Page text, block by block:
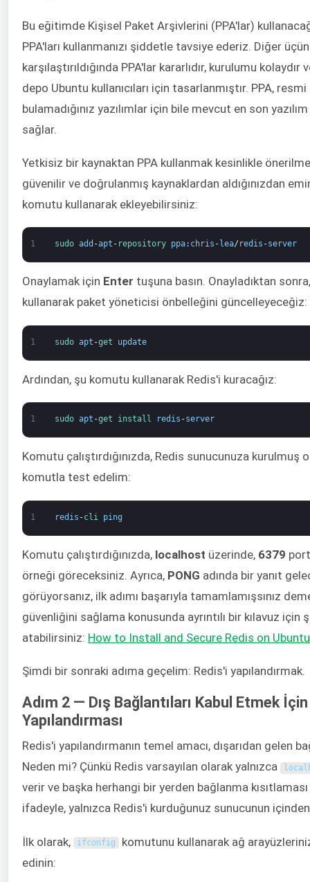
Bu eğitimde Kişisel Paket Arşivlerini (PPA'lar)
PPA'ları kullanmanızı şiddetle tavsiye ederiz. Diğer
karşılaştırıldığında PPA'lar kararlıdır, kurulumu
depo Ubuntu kullanıcıları için tasarlanmıştır. PPA,
bulamadığınız yazılımlar için bile mevcut en son
sağlar.
Yetkisiz bir kaynaktan PPA kullanmak kesinlikle
güvenilir ve doğrulanmış kaynaklardan aldığınızdan
komutu kullanarak ekleyebilirsiniz:
1 sudo add -apt - repository ppa: chris - lea/ redis -server
Onaylamak için Enter tuşuna basın. Onayladıktan
kullanarak paket yöneticisi önbelleğini güncelleyeceğiz:
1 sudo apt -get update
Ardından, şu komutu kullanarak Redis'i kuracağız:
1 sudo apt -get install redis -server
Komutu çalıştırdığınızda, Redis sunucunuza kurulmuş
komutla test edelim:
1 redis -cli ping
Komutu çalıştırdığınızda, localhost üzerinde, 6379
örneği göreceksiniz. Ayrıca, PONG adında bir yanıt
görüyorsanız, ilk adımı başarıyla tamamlamışsınız
güvenliğini sağlama konusunda ayrıntılı bir kılavuz
atabilirsiniz: How to Install and Secure Redis on
Şimdi bir sonraki adıma geçelim: Redis'i yapılandırmak.
Adım 2 — Dış Bağlantıları Kabul Etmek
Yapılandırması
Redis'i yapılandırmanın temel amacı, dışarıdan gelen
Neden mi? Çünkü Redis varsayılan olarak yalnızca
verir ve başka herhangi bir yerden bağlanma
ifadeyle, yalnızca Redis'i kurduğunuz sunucunun
İlk olarak, ifconfig komutunu kullanarak ağ arayüzleriniz
edinin: